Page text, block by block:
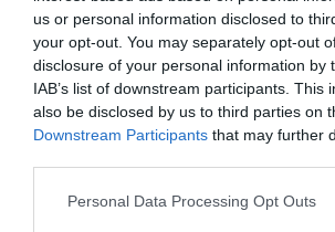
us or personal information disclosed to
your opt-out. You may separately opt-out
disclosure of your personal information by
IAB’s list of downstream participants. This
also be disclosed by us to third parties on
Downstream Participants that may further
Please note that this website/app uses one
Personal Data Processing Opt Outs
Spin Time, l’antifascismo
«open to the future»
7 Agosto 2026